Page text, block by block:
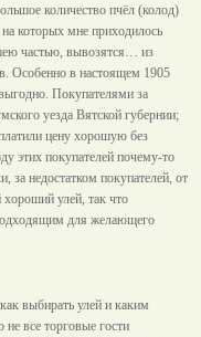
количество пчёл (колод)
которых мне приходилось
частью, вывозятся… из
Особенно в настоящем 1905
Покупателями за
уезда Вятской губернии;
цену хорошую без
этих покупателей почему-то
за недостатком покупателей, от
улей, так что
для желающего
выбирать улей и каким
не все торговые гости